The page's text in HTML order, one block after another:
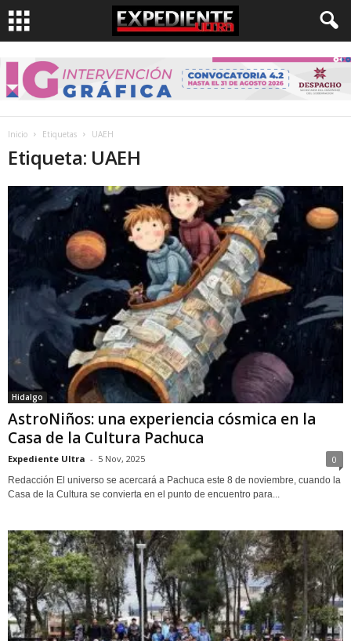
Inicio Etiquetas UAEH
Etiqueta: UAEH
Hidalgo
AstroNiños: una experiencia cósmica en la
Casa de la Cultura Pachuca
Expediente Ultra - 5 Nov, 2025 0
Redacción El universo se acercará a Pachuca este 8 de noviembre, cuando la
Casa de la Cultura se convierta en el punto de encuentro para...